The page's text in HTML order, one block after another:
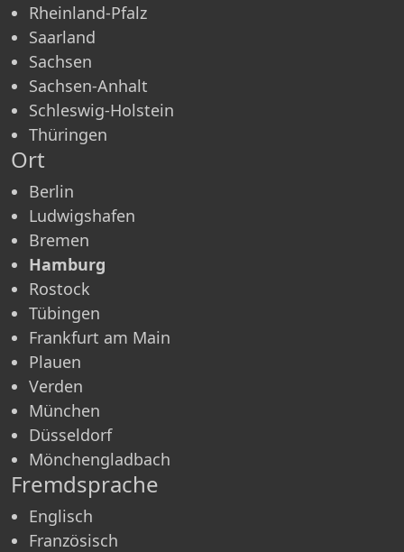
Rheinland-Pfalz
Saarland
Sachsen
Sachsen-Anhalt
Schleswig-Holstein
Thüringen
Ort
Berlin
Ludwigshafen
Bremen
Hamburg
Rostock
Tübingen
Frankfurt am Main
Plauen
Verden
München
Düsseldorf
Mönchen­gladbach
Fremdsprache
Englisch
Französisch